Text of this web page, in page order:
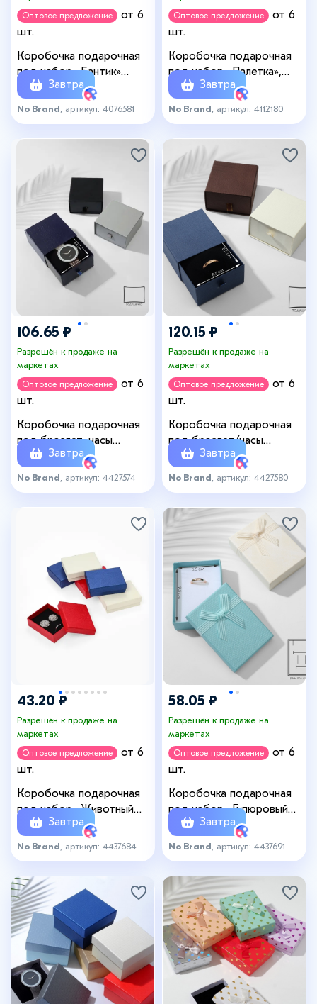
Оптовое предложение
от 6
шт.
Коробочка подарочная
под набор «Бантик»
минимализм, 13×18
(размер полезной части
12,5×17,5см), цвет МИКС
Завтра
No Brand , артикул: 4076581
Оптовое предложение
от 6
шт.
Коробочка подарочная
под набор «Палетка»,
13×18 см, (полезная часть
12.5×17.5 см), МИКС
Завтра
No Brand , артикул: 4112180
106.65 ₽
Разрешён к продаже на
маркетах
Оптовое предложение
от 6
шт.
Коробочка подарочная
под браслет, часы
«Рептилия», 9×9 см,
(полезная часть 8.5×8.5
см), выдвижная, МИКС
Завтра
No Brand , артикул: 4427574
120.15 ₽
Разрешён к продаже на
маркетах
Оптовое предложение
от 6
шт.
Коробочка подарочная
под браслет/часы
Дерево«, 9×9 (размер
полезной части 8,5×8,5
см), выдвижная, цвет
Завтра
No Brand , артикул: 4427580
43.20 ₽
Разрешён к продаже на
маркетах
Оптовое предложение
от 6
шт.
Коробочка подарочная
под набор «Животный
принт», 7×10 (±1) см,
(полезная часть 8.3×6.3
см), МИКС
Завтра
No Brand , артикул: 4437684
58.05 ₽
Разрешён к продаже на
маркетах
Оптовое предложение
от 6
шт.
Коробочка подарочная
под набор «Гипюровый
бант» дабл, 7×10, цвет
МИКС
Завтра
No Brand , артикул: 4437691